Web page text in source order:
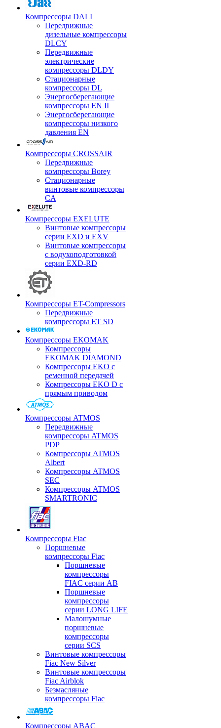
Компрессоры DALI
Передвижные
дизельные компрессоры
DLCY
Передвижные
электрические
компрессоры DLDY
Стационарные
компрессоры DL
Энергосберегающие
компрессоры EN II
Энергосберегающие
компрессоры низкого
давления EN
Компрессоры CROSSAIR
Передвижные
компрессоры Borey
Стационарные
винтовые компрессоры
CA
Компрессоры EXELUTE
Винтовые компрессоры
серии EXD и EXV
Винтовые компрессоры
с водухоподготовкой
серии EXD-RD
Компрессоры ET-Compressors
Передвижные
компрессоры ET SD
Компрессоры EKOMAK
Компрессоры
EKOMAK DIAMOND
Компрессоры EKO c
ременной передачей
Компрессоры EKO D с
прямым приводом
Компрессоры ATMOS
Передвижные
компрессоры ATMOS
PDP
Компрессоры ATMOS
Albert
Компрессоры ATMOS
SEC
Компрессоры ATMOS
SMARTRONIC
Компрессоры Fiac
Поршневые
компрессоры Fiac
Поршневые
компрессоры
FIAC серии AB
Поршневые
компрессоры
серии LONG LIFE
Малошумные
поршневые
компрессоры
серии SCS
Винтовые компрессоры
Fiac New Silver
Винтовые компрессоры
Fiac Airblok
Безмасляные
компрессоры Fiac
Компрессоры ABAC